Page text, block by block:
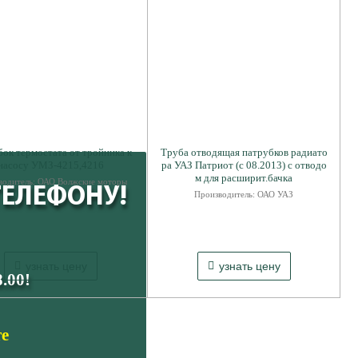
термостата от тройника к
ОАО Волжские моторы
Труба отводящая патрубков радиато
ра УАЗ Патриот (с 08.2013) с отводо
м для расширит.бачка
Производитель: ОАО УАЗ
узнать цену